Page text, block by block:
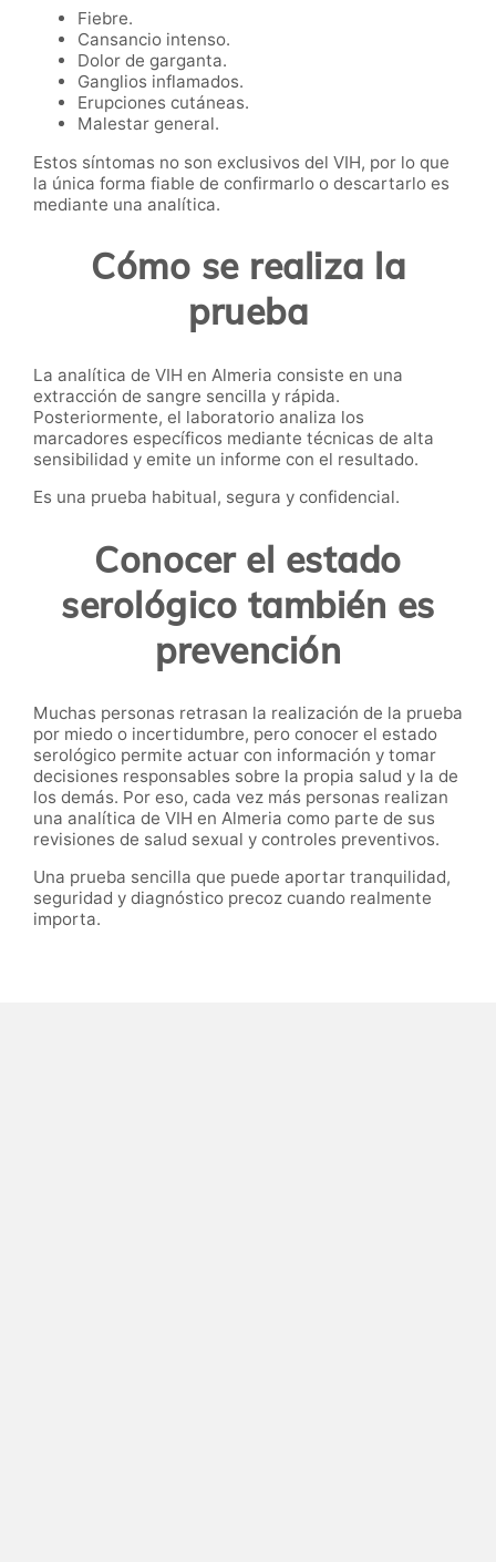
Fiebre.
Cansancio intenso.
Dolor de garganta.
Ganglios inflamados.
Erupciones cutáneas.
Malestar general.
Estos síntomas no son exclusivos del VIH, por lo que
la única forma fiable de confirmarlo o descartarlo es
mediante una analítica.
Cómo se realiza la
prueba
La analítica de VIH en Almeria consiste en una
extracción de sangre sencilla y rápida.
Posteriormente, el laboratorio analiza los
marcadores específicos mediante técnicas de alta
sensibilidad y emite un informe con el resultado.
Es una prueba habitual, segura y confidencial.
Conocer el estado
serológico también es
prevención
Muchas personas retrasan la realización de la prueba
por miedo o incertidumbre, pero conocer el estado
serológico permite actuar con información y tomar
decisiones responsables sobre la propia salud y la de
los demás. Por eso, cada vez más personas realizan
una analítica de VIH en Almeria como parte de sus
revisiones de salud sexual y controles preventivos.
Una prueba sencilla que puede aportar tranquilidad,
seguridad y diagnóstico precoz cuando realmente
importa.